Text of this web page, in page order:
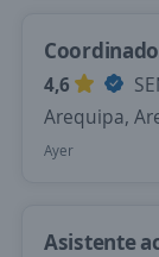
4,6
Arequipa,
Ayer
Asistente